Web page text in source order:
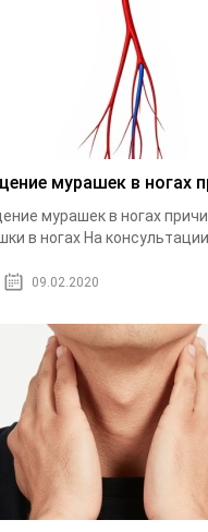
мурашек в ногах
мурашек в ногах
в ногах На
09.02.2020